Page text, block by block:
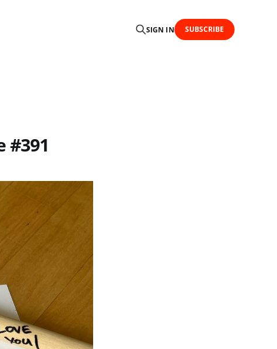
SIGN IN SUBSCRIBE
#391